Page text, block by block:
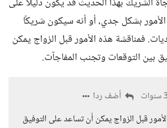
بشكل جدي، أو أنه سيكون شريكًا
فمناقشة هذه الأمور قبل الزواج يمكن
بين التوقعات وتجنب المفاجآت.
أضف ردا
قبل الزواج يمكن أن تساعد على التوفيق